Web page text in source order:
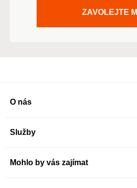
ZAVOLEJTE MI
O nás
Služby
Mohlo by vás zajímat